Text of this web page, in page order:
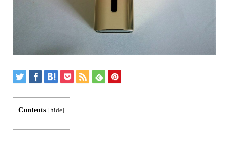
Contents [hide]